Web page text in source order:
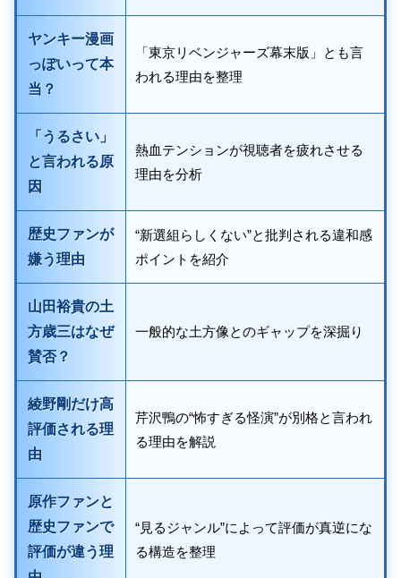
ヤンキー漫画
っぽいって本
当？
「東京リベンジャーズ幕末版」とも言
われる理由を整理
「うるさい」
と言われる原
因
熱血テンションが視聴者を疲れさせる
理由を分析
歴史ファンが
嫌う理由
“新選組らしくない”と批判される違和感
ポイントを紹介
山田裕貴の土
方歳三はなぜ
賛否？
一般的な土方像とのギャップを深掘り
綾野剛だけ高
評価される理
由
芹沢鴨の“怖すぎる怪演”が別格と言われ
る理由を解説
原作ファンと
歴史ファンで
評価が違う理
“見るジャンル”によって評価が真逆にな
る構造を整理